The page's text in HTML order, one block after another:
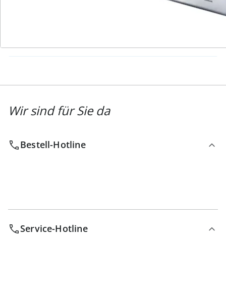
Wir sind für Sie da
Bestell-Hotline
Service-Hotline